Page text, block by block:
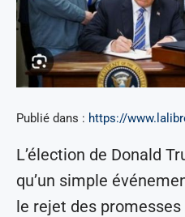
Publié dans : https://
L’élection de Donald
qu’un simple
le rejet des